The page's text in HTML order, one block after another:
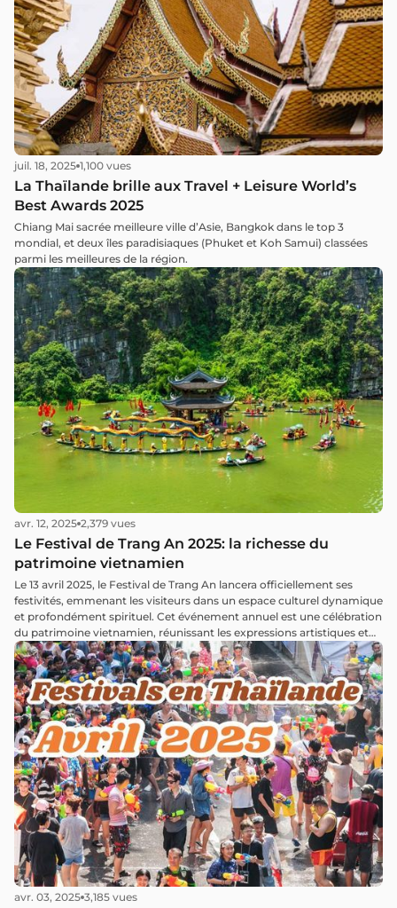
juil. 18, 2025 1,100 vues
La Thaïlande brille aux Travel + Leisure World’s
Best Awards 2025
Chiang Mai sacrée meilleure ville d’Asie, Bangkok dans le top 3
mondial, et deux îles paradisiaques (Phuket et Koh Samui) classées
parmi les meilleures de la région.
avr. 12, 2025 2,379 vues
Le Festival de Trang An 2025: la richesse du
patrimoine vietnamien
Le 13 avril 2025, le Festival de Trang An lancera officiellement ses
festivités, emmenant les visiteurs dans un espace culturel dynamique
et profondément spirituel. Cet événement annuel est une célébration
du patrimoine vietnamien, réunissant les expressions artistiques et
les traditions de tout le pays dans une expérience immersive unique.
avr. 03, 2025 3,185 vues